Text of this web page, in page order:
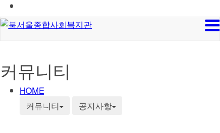
커뮤니티
HOME
커뮤니티
공지사항